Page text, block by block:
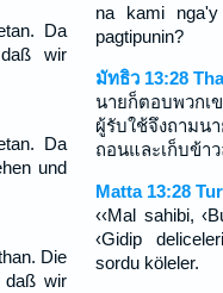
Da
wir
Da
und
Die
daß wir
na kami
pagtipunin?
มัทธิว 13:28
นายก็ตอบพวกเ
ผู้รับใช้จึงถามน
ถอนและเก็บข้า
Matta 13:28
‹‹Mal sahibi,
‹Gidip
sordu köleler.